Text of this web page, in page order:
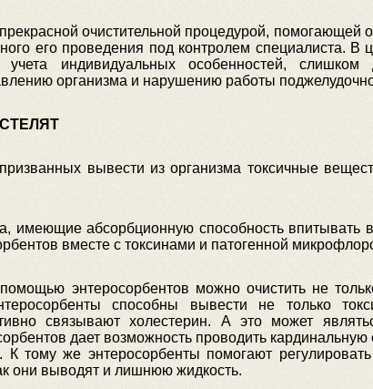
очистительной процедурой, помогающей
его проведения под контролем специалиста.
учета индивидуальных особенностей,
организма и нарушению работы
вывести из организма токсичные
имеющие абсорбционную способность впитывать
вместе с токсинами и патогенной
энтеросорбентов можно очистить не
способны вывести не только
связывают холестерин. А это может
дает возможность проводить
К тому же энтеросорбенты помогают
они выводят и лишнюю жидкость.